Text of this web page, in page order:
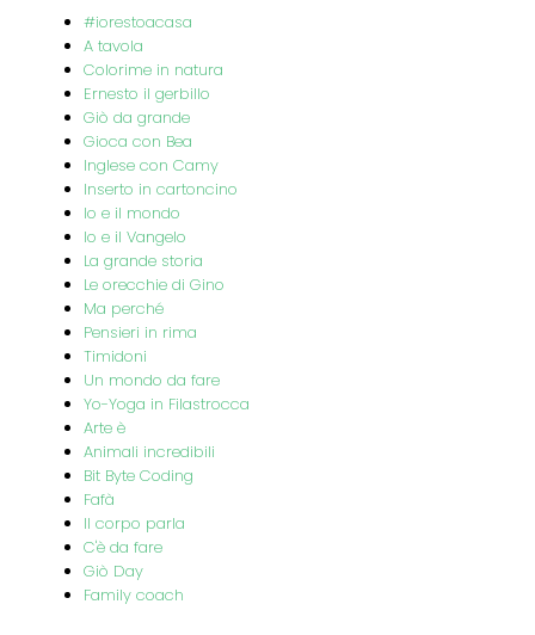
#iorestoacasa
A tavola
Colorime in natura
Ernesto il gerbillo
Giò da grande
Gioca con Bea
Inglese con Camy
Inserto in cartoncino
Io e il mondo
Io e il Vangelo
La grande storia
Le orecchie di Gino
Ma perché
Pensieri in rima
Timidoni
Un mondo da fare
Yo-Yoga in Filastrocca
Arte è
Animali incredibili
Bit Byte Coding
Fafà
Il corpo parla
C'è da fare
Giò Day
Family coach